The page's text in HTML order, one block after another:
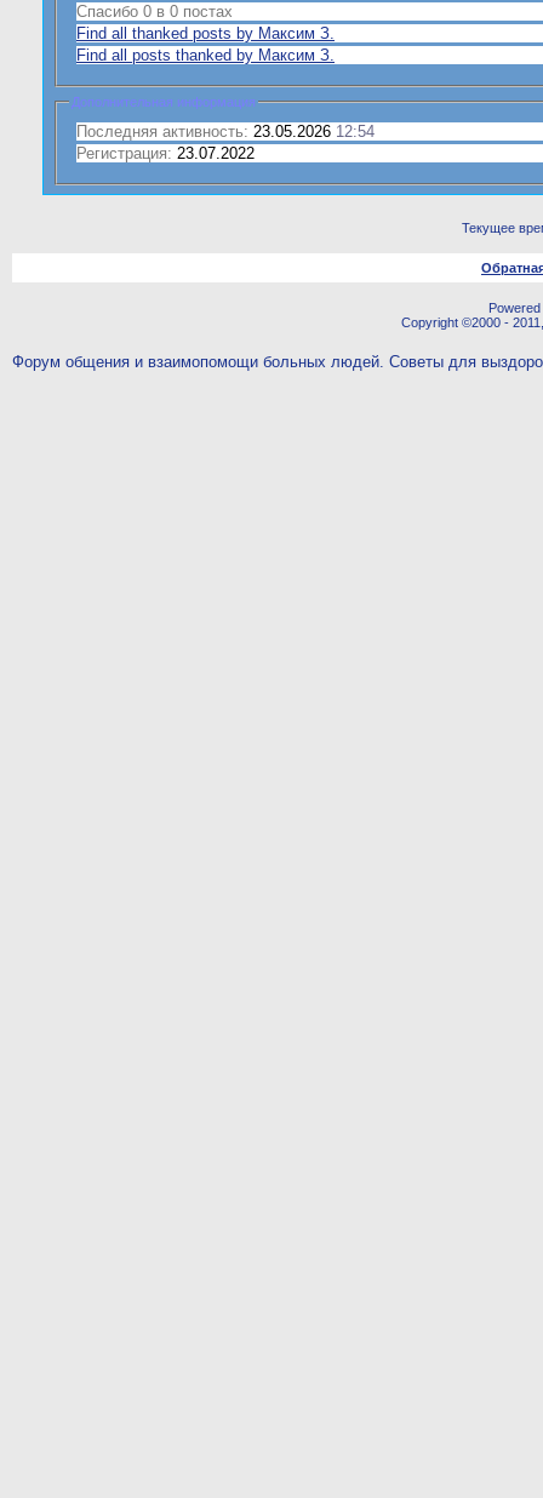
Спасибо 0 в 0 постах
Find all thanked posts by Максим З.
Find all posts thanked by Максим З.
Дополнительная информация
Последняя активность: 23.05.2026 12:54
Регистрация: 23.07.2022
Текущее
Copyright ©2000 -
Форум общения и взаимопомощи больных людей. Советы для